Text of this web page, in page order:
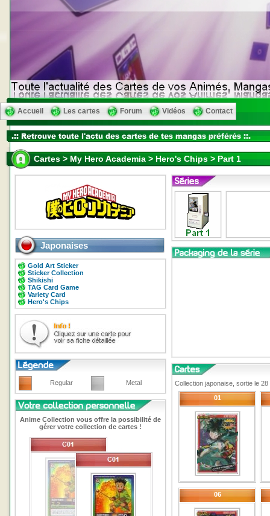
Accueil Les cartes Forum Vidéos Contact
Cartes > My Hero Academia > Hero's Chips > Part 1
Japonaises
Gold Art Sticker
Sticker Collection
Shikishi
TAG Card Game
Variety Card
Hero's Chips
Regular Metal
Anime Collection vous offre la possibilité de
gérer votre collection de cartes !
Collection japonaise, sortie le
01
06